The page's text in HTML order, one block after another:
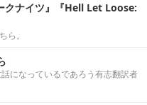
ナイツ』『Hell Let Loose:
ら。
になっているであろう有志翻訳者